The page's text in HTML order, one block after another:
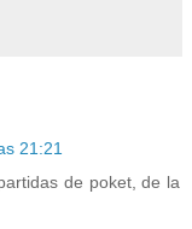
21:21
de poket, de la